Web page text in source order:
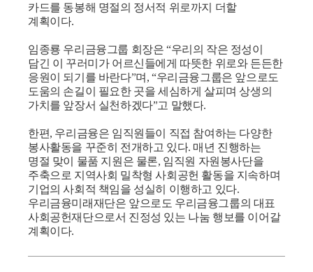
카드를 동봉해 명절의 정서적 위로까지 더할
계획이다.
임종룡 우리금융그룹 회장은“우리의 작은 정성이
담긴 이 꾸러미가 어르신들에게 따뜻한 위로와 든든한
응원이 되기를 바란다”며 , “우리금융그룹은 앞으로도
도움의 손길이 필요한 곳을 세심하게 살피며 상생의
가치를 앞장서 실천하겠다”고 말했다.
한편, 우리금융은 임직원들이 직접 참여하는 다양한
봉사활동을 꾸준히 전개하고 있다. 매년 진행하는
명절 맞이 물품 지원은 물론, 임직원 자원봉사단을
주축으로 지역사회 밀착형 사회공헌 활동을 지속하며
기업의 사회적 책임을 성실히 이행하고 있다.
우리금융미래재단은 앞으로도 우리금융그룹의 대표
사회공헌재단으로서 진정성 있는 나눔 행보를 이어갈
계획이다.